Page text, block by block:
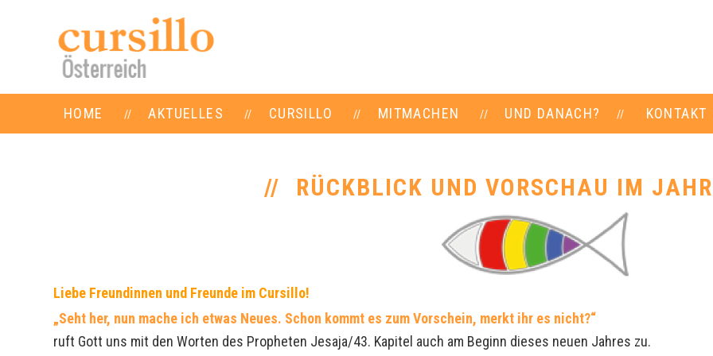
HOME AKTUELLES CURSILLO MITMACHEN UND DANACH? KONTAKT
RÜCKBLICK UND VORSCHAU IM
Liebe Freundinnen und Freunde im Cursillo!
„Seht her, nun mache ich etwas Neues. Schon kommt es zum Vorschein, merkt ihr es nicht?“
ruft Gott uns mit den Worten des Propheten Jesaja/43. Kapitel auch am Beginn dieses neuen Jahres zu.